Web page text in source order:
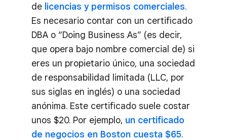
de licencias y permisos comerciales.
Es necesario contar con un certificado
DBA o “Doing Business As” (es decir,
que opera bajo nombre comercial de) si
eres un propietario único, una sociedad
de responsabilidad limitada (LLC, por
sus siglas en inglés) o una sociedad
anónima. Este certificado suele costar
unos $20. Por ejemplo, un certificado
de negocios en Boston cuesta $65.